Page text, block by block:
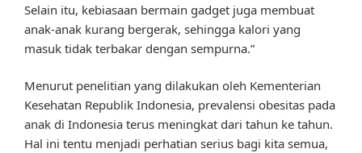
Selain itu, kebiasaan bermain gadget juga membuat
anak-anak kurang bergerak, sehingga kalori yang
masuk tidak terbakar dengan sempurna.”
Menurut penelitian yang dilakukan oleh Kementerian
Kesehatan Republik Indonesia, prevalensi obesitas pada
anak di Indonesia terus meningkat dari tahun ke tahun.
Hal ini tentu menjadi perhatian serius bagi kita semua,